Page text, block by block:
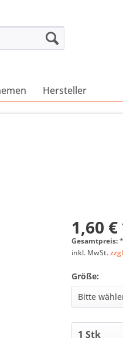
Hersteller
1,60
Gesamtpreis:*
inkl. MwSt.
Größe: